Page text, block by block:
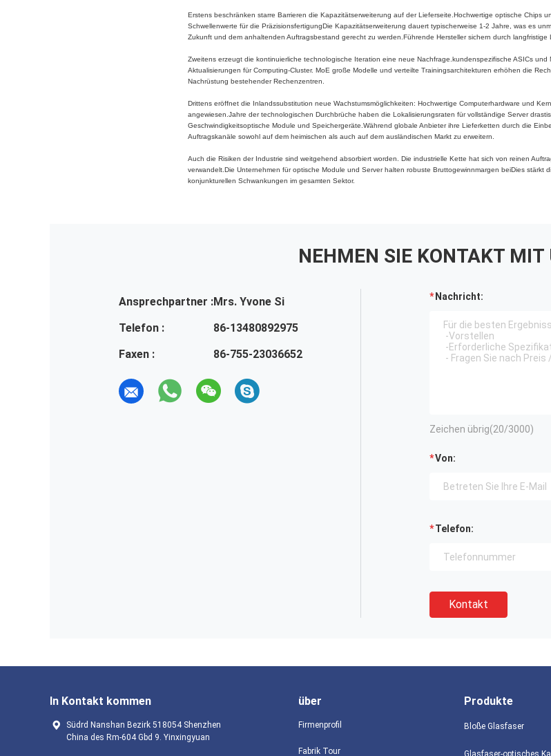
Erstens beschränken starre Barrieren die Kapazitätserweiterung auf der Lieferseite.Hochwertige optische Chips
Schwellenwerte für die PräzisionsfertigungDie Kapazitätserweiterung dauert typischerweise 1-2 Jahre, was es
Zukunft und dem anhaltenden Auftragsbestand gerecht zu werden.Führende Hersteller sichern durch
Zweitens erzeugt die kontinuierliche technologische Iteration eine neue Nachfrage.kundenspezifische ASICs und
Aktualisierungen für Computing-Cluster. MoE große Modelle und verteilte Trainingsarchitekturen erhöhen die
Nachrüstung bestehender Rechenzentren.
Drittens eröffnet die Inlandssubstitution neue Wachstumsmöglichkeiten: Hochwertige Computerhardware und
angewiesen.Jahre der technologischen Durchbrüche haben die Lokalisierungsraten für vollständige Server
Geschwindigkeitsoptische Module und Speichergeräte.Während globale Anbieter ihre Lieferketten durch die
Auftragskanäle sowohl auf dem heimischen als auch auf dem ausländischen Markt zu erweitern.
Auch die Risiken der Industrie sind weitgehend absorbiert worden. Die industrielle Kette hat sich von reinen
verwandelt.Die Unternehmen für optische Module und Server halten robuste Bruttogewinnmargen beiDies stärkt
konjunkturellen Schwankungen im gesamten Sektor.
NEHMEN SIE KONTAKT MIT
Ansprechpartner :Mrs. Yvone Si
Telefon :
86-13480892975
Faxen :
86-755-23036652
Nachricht:
Zeichen übrig(20/3000)
Von:
Telefon:
Kontakt
In Kontakt kommen
Südrd Nanshan Bezirk 518054 Shenzhen
China des Rm-604 Gbd 9. Yinxingyuan
über
Firmenprofil
Fabrik Tour
Produkte
Bloße Glasfaser
Glasfaser-optisches